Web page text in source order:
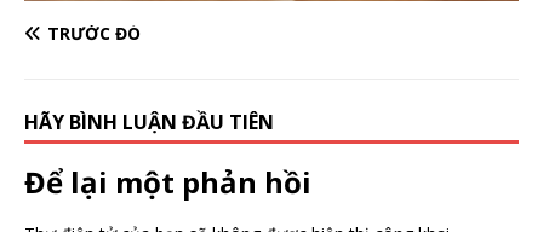
TRƯỚC ĐÓ
HÃY BÌNH LUẬN ĐẦU TIÊN
Để lại một phản hồi